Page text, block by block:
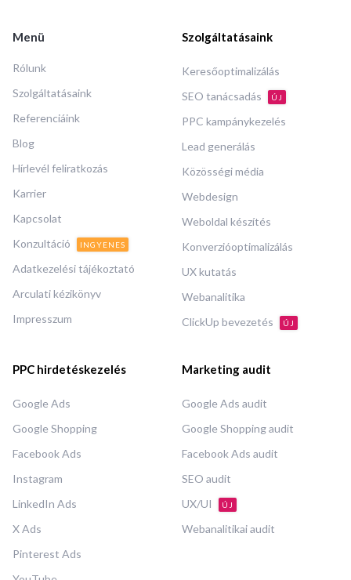
Menü
Rólunk
Szolgáltatásaink
Referenciáink
Blog
Hírlevél feliratkozás
Karrier
Kapcsolat
Konzultáció
INGYENES
Adatkezelési tájékoztató
Arculati kézikönyv
Impresszum
Szolgáltatásaink
Keresőoptimalizálás
SEO tanácsadás
ÚJ
PPC kampánykezelés
Lead generálás
Közösségi média
Webdesign
Weboldal készítés
Konverzióoptimalizálás
UX kutatás
Webanalitika
ClickUp bevezetés
ÚJ
PPC hirdetéskezelés
Google Ads
Google Shopping
Facebook Ads
Instagram
LinkedIn Ads
X Ads
Pinterest Ads
Marketing audit
Google Ads audit
Google Shopping audit
Facebook Ads audit
SEO audit
UX/UI
ÚJ
Webanalitikai audit